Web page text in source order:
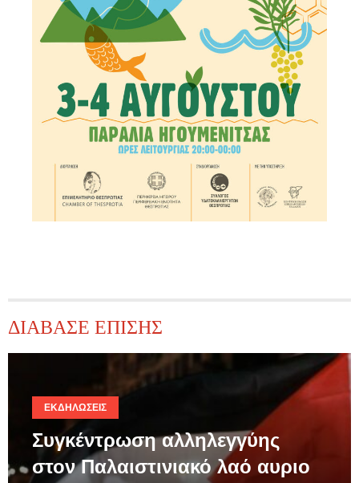
ΔΙΑΒΑΣΕ ΕΠΙΣΗΣ
ΕΚΔΗΛΏΣΕΙΣ
Συγκέντρωση αλληλεγγύης
στον Παλαιστινιακό λαό αυριο